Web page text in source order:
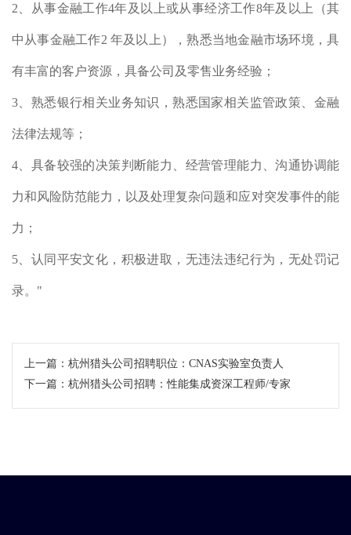
2、从事金融工作4年及以上或从事经济工作8年及以上（其
中从事金融工作2 年及以上），熟悉当地金融市场环境，具
有丰富的客户资源，具备公司及零售业务经验；
3、熟悉银行相关业务知识，熟悉国家相关监管政策、金融
法律法规等；
4、具备较强的决策判断能力、经营管理能力、沟通协调能
力和风险防范能力，以及处理复杂问题和应对突发事件的能
力；
5、认同平安文化，积极进取，无违法违纪行为，无处罚记
录。"
上一篇： 杭州猎头公司招聘职位：CNAS实验室负责人
下一篇： 杭州猎头公司招聘：性能集成资深工程师/专家